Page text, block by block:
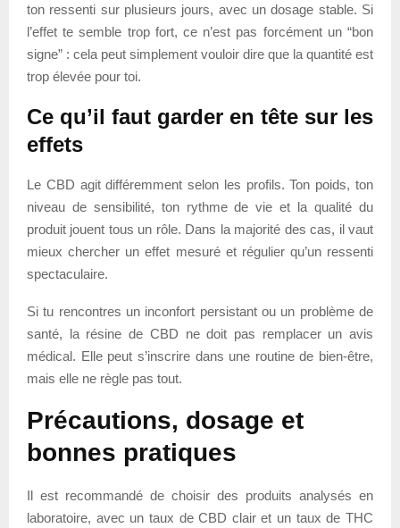
ton ressenti sur plusieurs jours, avec un dosage stable. Si
l’effet te semble trop fort, ce n’est pas forcément un “bon
signe” : cela peut simplement vouloir dire que la quantité est
trop élevée pour toi.
Ce qu’il faut garder en tête sur les
effets
Le CBD agit différemment selon les profils. Ton poids, ton
niveau de sensibilité, ton rythme de vie et la qualité du
produit jouent tous un rôle. Dans la majorité des cas, il vaut
mieux chercher un effet mesuré et régulier qu’un ressenti
spectaculaire.
Si tu rencontres un inconfort persistant ou un problème de
santé, la résine de CBD ne doit pas remplacer un avis
médical. Elle peut s’inscrire dans une routine de bien-être,
mais elle ne règle pas tout.
Précautions, dosage et
bonnes pratiques
Il est recommandé de choisir des produits analysés en
laboratoire, avec un taux de CBD clair et un taux de THC